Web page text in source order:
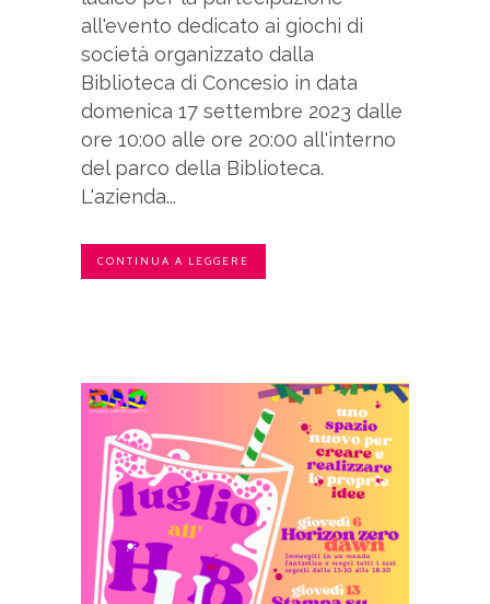
all'evento dedicato ai giochi di
società organizzato dalla
Biblioteca di Concesio in data
domenica 17 settembre 2023 dalle
ore 10:00 alle ore 20:00 all'interno
del parco della Biblioteca.
L'azienda...
CONTINUA A LEGGERE